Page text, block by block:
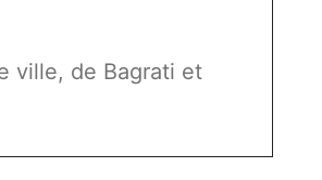
ville, de Bagrati et